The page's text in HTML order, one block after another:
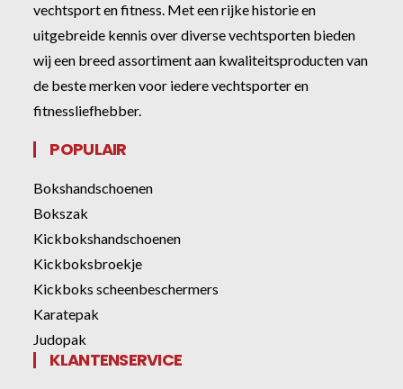
vechtsport en fitness. Met een rijke historie en
uitgebreide kennis over diverse vechtsporten bieden
wij een breed assortiment aan kwaliteitsproducten van
de beste merken voor iedere vechtsporter en
fitnessliefhebber.
POPULAIR
Bokshandschoenen
Bokszak
Kickbokshandschoenen
Kickboksbroekje
Kickboks scheenbeschermers
Karatepak
Judopak
KLANTENSERVICE